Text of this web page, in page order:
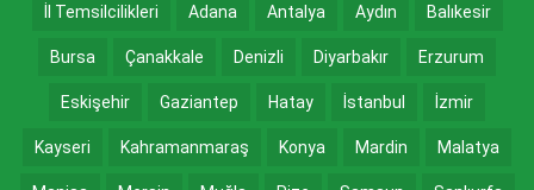
İl Temsilcilikleri Adana Antalya Aydın Balıkesir
Bursa Çanakkale Denizli Diyarbakır Erzurum
Eskişehir Gaziantep Hatay İstanbul İzmir
Kayseri Kahramanmaraş Konya Mardin Malatya